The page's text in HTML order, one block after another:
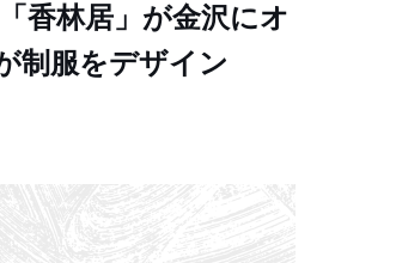
香林居」が金沢にオ
制服をデザイン